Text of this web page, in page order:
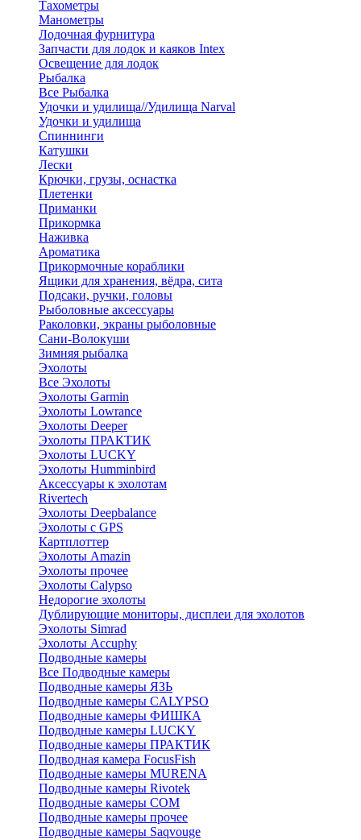
Тахометры
Манометры
Лодочная фурнитура
Запчасти для лодок и каяков Intex
Освещение для лодок
Рыбалка
Все Рыбалка
Удочки и удилища//Удилища Narval
Удочки и удилища
Спиннинги
Катушки
Лески
Крючки, грузы, оснастка
Плетенки
Приманки
Прикормка
Наживка
Ароматика
Прикормочные кораблики
Ящики для хранения, вёдра, сита
Подсаки, ручки, головы
Рыболовные аксессуары
Раколовки, экраны рыболовные
Сани-Волокуши
Зимняя рыбалка
Эхолоты
Все Эхолоты
Эхолоты Garmin
Эхолоты Lowrance
Эхолоты Deeper
Эхолоты ПРАКТИК
Эхолоты LUCKY
Эхолоты Humminbird
Аксессуары к эхолотам
Rivertech
Эхолоты Deepbalance
Эхолоты с GPS
Картплоттер
Эхолоты Amazin
Эхолоты прочее
Эхолоты Calypso
Недорогие эхолоты
Дублирующие мониторы, дисплеи для эхолотов
Эхолоты Simrad
Эхолоты Accuphy
Подводные камеры
Все Подводные камеры
Подводные камеры ЯЗЬ
Подводные камеры CALYPSO
Подводные камеры ФИШКА
Подводные камеры LUCKY
Подводные камеры ПРАКТИК
Подводная камера FocusFish
Подводные камеры MURENA
Подводные камеры Rivotek
Подводные камеры СОМ
Подводные камеры прочее
Подводные камеры Saqvouge